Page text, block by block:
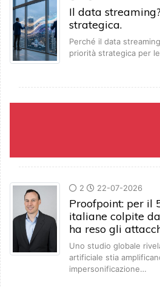
Il data
strategica.
Perché il data
priorità strategica per
2 22-07-2026
Proofpoint: per il
italiane colpite
ha reso gli
Uno studio globale
artificiale stia
impersonificazione…